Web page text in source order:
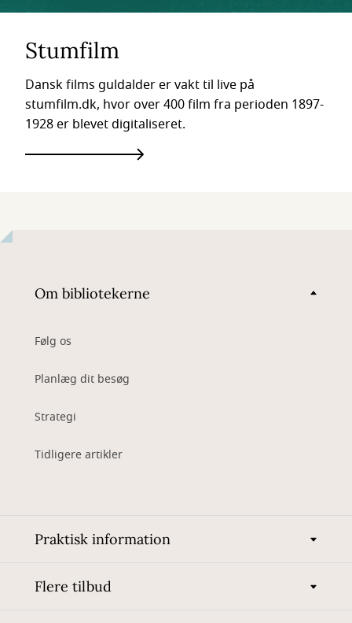
Stumfilm
Dansk films guldalder er vakt til live på
stumfilm.dk, hvor over 400 film fra perioden 1897-
1928 er blevet digitaliseret.
Om bibliotekerne
Følg os
Planlæg dit besøg
Strategi
Tidligere artikler
Praktisk information
Flere tilbud